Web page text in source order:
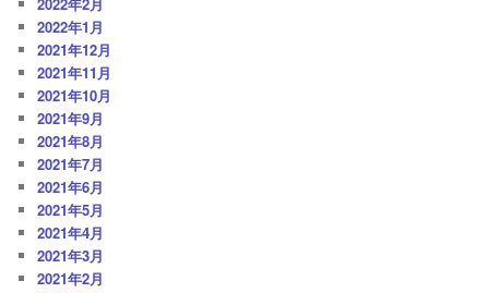
2022年1月
2021年12月
2021年11月
2021年10月
2021年9月
2021年8月
2021年7月
2021年6月
2021年5月
2021年4月
2021年3月
2021年2月